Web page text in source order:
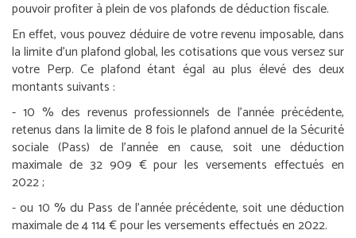
pouvoir profiter à plein de vos plafonds de déduction fiscale.
En effet, vous pouvez déduire de votre revenu imposable, dans
la limite d’un plafond global, les cotisations que vous versez sur
votre Perp. Ce plafond étant égal au plus élevé des deux
montants suivants :
- 10 % des revenus professionnels de l’année précédente,
retenus dans la limite de 8 fois le plafond annuel de la Sécurité
sociale (Pass) de l’année en cause, soit une déduction
maximale de 32 909 € pour les versements effectués en
2022 ;
- ou 10 % du Pass de l’année précédente, soit une déduction
maximale de 4 114 € pour les versements effectués en 2022.